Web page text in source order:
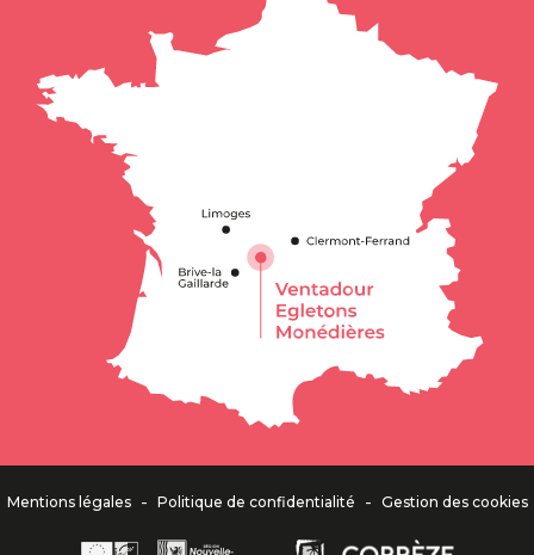
Mentions légales - Politique de confidentialité - Gestion des cookies